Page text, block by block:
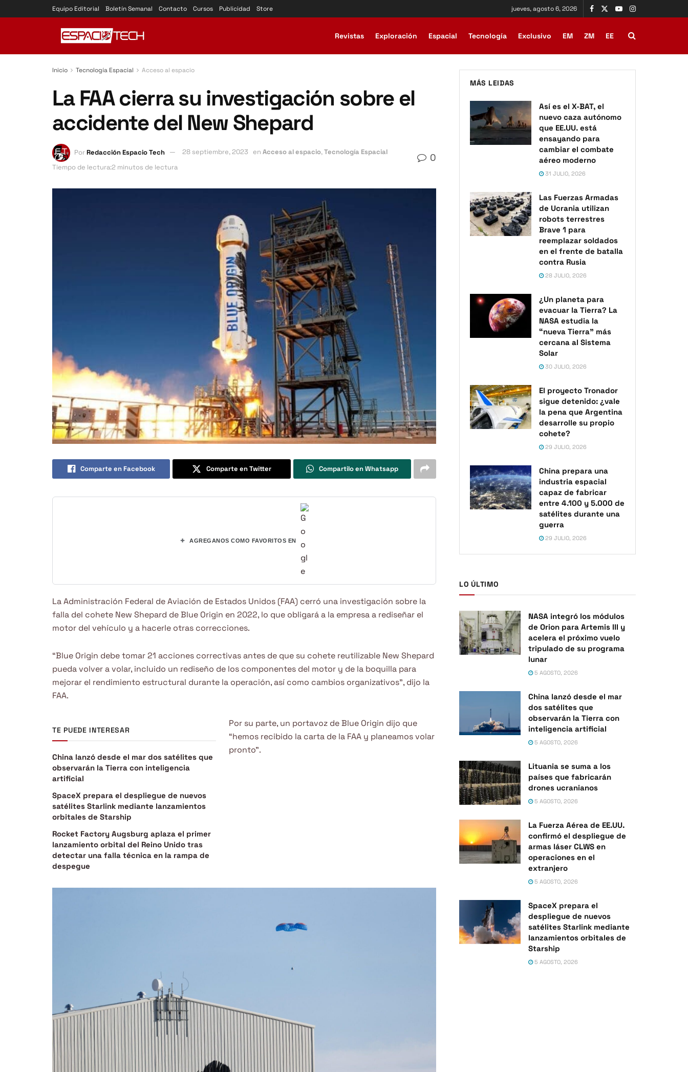
Equipo Editorial Boletín Semanal Contacto Cursos Publicidad Store jueves, agosto 6, 2026
Revistas Exploración Espacial Tecnología Exclusivo EM ZM EE
Inicio Tecnología Espacial Acceso al espacio
La FAA cierra su investigación sobre el
accidente del New Shepard
PorRedacción Espacio Tech 28 septiembre, 2023 en Acceso al espacio,Tecnología Espacial
Tiempo de lectura:2 minutos de lectura
0
Comparte en Facebook Comparte en Twitter Compartilo en Whatsapp
+ AGREGANOS COMO FAVORITOS EN
La Administración Federal de Aviación de Estados Unidos (FAA) cerró una investigación sobre la
falla del cohete New Shepard de Blue Origin en 2022, lo que obligará a la empresa a rediseñar el
motor del vehículo y a hacerle otras correcciones.
“Blue Origin debe tomar 21 acciones correctivas antes de que su cohete reutilizable New Shepard
pueda volver a volar, incluido un rediseño de los componentes del motor y de la boquilla para
mejorar el rendimiento estructural durante la operación, así como cambios organizativos”, dijo la
FAA.
TE PUEDE INTERESAR
China lanzó desde el mar dos satélites que
observarán la Tierra con inteligencia
artificial
SpaceX prepara el despliegue de nuevos
satélites Starlink mediante lanzamientos
orbitales de Starship
Rocket Factory Augsburg aplaza el primer
lanzamiento orbital del Reino Unido tras
detectar una falla técnica en la rampa de
despegue
Por su parte, un portavoz de Blue Origin dijo que
“hemos recibido la carta de la FAA y planeamos volar
pronto”.
MÁS LEIDAS
Así es el X-BAT, el
nuevo caza autónomo
que EE.UU. está
ensayando para
cambiar el combate
aéreo moderno
31 JULIO, 2026
Las Fuerzas Armadas
de Ucrania utilizan
robots terrestres
Brave 1 para
reemplazar soldados
en el frente de batalla
contra Rusia
28 JULIO, 2026
¿Un planeta para
evacuar la Tierra? La
NASA estudia la
“nueva Tierra” más
cercana al Sistema
Solar
30 JULIO, 2026
El proyecto Tronador
sigue detenido: ¿vale
la pena que Argentina
desarrolle su propio
cohete?
29 JULIO, 2026
China prepara una
industria espacial
capaz de fabricar
entre 4.100 y 5.000 de
satélites durante una
guerra
29 JULIO, 2026
LO ÚLTIMO
NASA integró los módulos
de Orion para Artemis III y
acelera el próximo vuelo
tripulado de su programa
lunar
5 AGOSTO, 2026
China lanzó desde el mar
dos satélites que
observarán la Tierra con
inteligencia artificial
5 AGOSTO, 2026
Lituania se suma a los
países que fabricarán
drones ucranianos
5 AGOSTO, 2026
La Fuerza Aérea de EE.UU.
confirmó el despliegue de
armas láser CLWS en
operaciones en el
extranjero
5 AGOSTO, 2026
SpaceX prepara el
despliegue de nuevos
satélites Starlink mediante
lanzamientos orbitales de
Starship
5 AGOSTO, 2026